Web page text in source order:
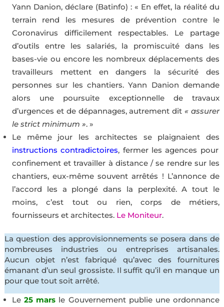
Yann Danion, déclare (Batinfo) : « En effet, la réalité du
terrain rend les mesures de prévention contre le
Coronavirus difficilement respectables. Le partage
d’outils entre les salariés, la promiscuité dans les
bases-vie ou encore les nombreux déplacements des
travailleurs mettent en dangers la sécurité des
personnes sur les chantiers. Yann Danion demande
alors une poursuite exceptionnelle de travaux
d’urgences et de dépannages, autrement dit « assurer
le strict minimum ». »
Le même jour les architectes se plaignaient des
instructions contradictoires, fermer les agences pour
confinement et travailler à distance / se rendre sur les
chantiers, eux-même souvent arrêtés ! L’annonce de
l’accord les a plongé dans la perplexité. A tout le
moins, c’est tout ou rien, corps de métiers,
fournisseurs et architectes. Le Moniteur.
La question des approvisionnements se posera dans de
nombreuses industries ou entreprises artisanales.
Aucun objet n’est fabriqué qu’avec des fournitures
émanant d’un seul grossiste. Il suffit qu’il en manque un
pour que tout soit arrêté.
Le25 mars le Gouvernement publie une ordonnance